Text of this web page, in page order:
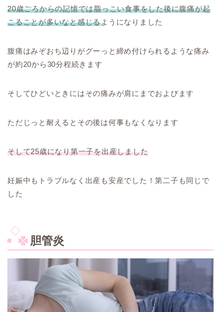
20歳ごろからの記憶では脂っこい食事をした後に腹痛が起
こることが多いなと感じるようになりました
腹痛はみぞおち辺りがグーっと締め付けられるような痛み
が約20から30分程続きます
そしてひどいときにはその痛みが肩にまでおよびます
ただじっと耐えるとその後は何事もなくなります
そして25歳になり第一子を出産しました
妊娠中もトラブルなく出産も安産でした！第二子も同じで
した
胆管炎